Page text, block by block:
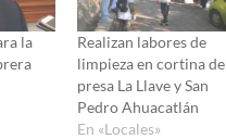
la
Realizan labores de
limpieza en cortina de
presa La Llave y San
Pedro Ahuacatlán
En «Locales»